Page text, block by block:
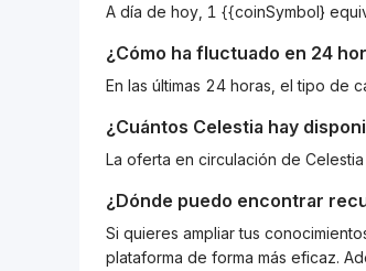
A día de hoy, 1 {{coinSymbol}
¿Cómo ha fluctuado en 24
En las últimas 24 horas, el tipo de
¿Cuántos Celestia hay
La oferta en circulación de
¿Dónde puedo encontrar
Si quieres ampliar tus
plataforma de forma más eficaz.